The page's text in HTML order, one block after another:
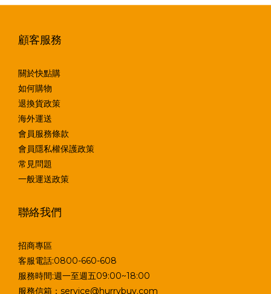
顧客服務
關於快點購
如何購物
退換貨政策
海外運送
會員服務條款
會員隱私權保護政策
常見問題
一般運送政策
聯絡我們
招商專區
客服電話:0800-660-608
服務時間:週一至週五09:00~18:00
服務信箱：service@hurrybuy.com